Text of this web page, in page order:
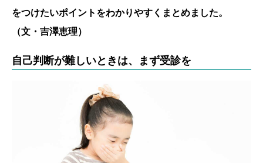
をつけたいポイントをわかりやすくまとめました。
（文・吉澤恵理）
自己判断が難しいときは、まず受診を